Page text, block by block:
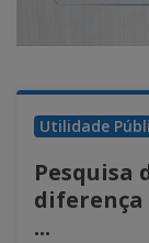
Utilidade
Pesquisa
diferença
...